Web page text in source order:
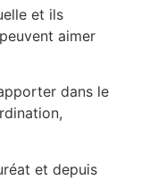
et ils
aimer
dans le
et depuis